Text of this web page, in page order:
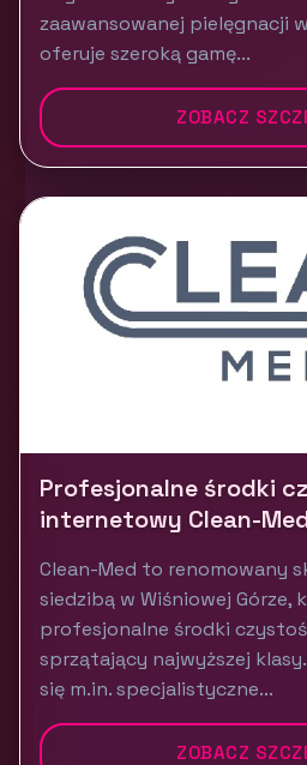
zaawansowanej pielęgnacji
oferuje szeroką gamę...
ZOBACZ
Profesjonalne środki
internetowy Clean-
Clean-Med to renomowany
siedzibą w Wiśniowej Górze,
profesjonalne środki
sprzątający najwyższej
się m.in. specjalistyczne...
ZOBACZ